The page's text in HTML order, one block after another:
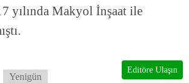
yılında Makyol İnşaat ile
Yenigün
Editöre Ulaşın